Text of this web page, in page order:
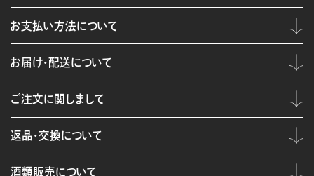
お支払い方法について
お届け・配送について
ご注文に関しまして
返品・交換について
酒類販売について